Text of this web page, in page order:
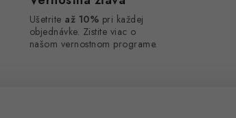
Ušetrite až 10% pri každej
objednávke. Zistite viac o
našom vernostnom programe.